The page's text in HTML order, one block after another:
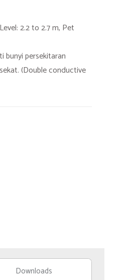
2.2 to 2.7 m, Pet
bunyi persekitaran
(Double conductive
Downloads